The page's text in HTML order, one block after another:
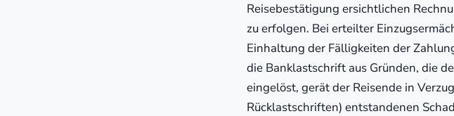
Reisebestätigung ersichtlichen
zu erfolgen. Bei erteilter
Einhaltung der Fälligkeiten der
die Banklastschrift aus Gründen, die
eingelöst, gerät der Reisende in
Rücklastschriften) entstandenen